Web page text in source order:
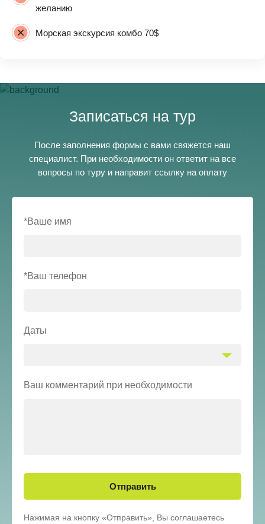
желанию
Морская экскурсия комбо 70$
Записаться на тур
После заполнения формы с вами свяжется наш
специалист. При необходимости он ответит на все
вопросы по туру и направит ссылку на оплату
*Ваше имя
*Ваш телефон
Даты
Ваш комментарий при необходимости
Отправить
Нажимая на кнопку «Отправить», Вы соглашаетесь